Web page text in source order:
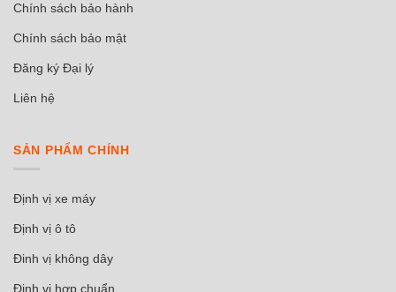
Chính sách bảo hành
Chính sách bảo mật
Đăng ký Đại lý
Liên hệ
SẢN PHẨM CHÍNH
Định vị xe máy
Định vị ô tô
Đinh vị không dây
Định vị hợp chuẩn